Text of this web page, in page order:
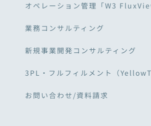
オペレーション管理「W3
業務コンサルティング
新規事業開発コンサルティング
3PL・フルフィルメント（
お問い合わせ/資料請求